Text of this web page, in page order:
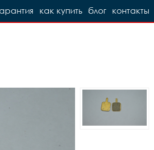
контакты
блог
как купить